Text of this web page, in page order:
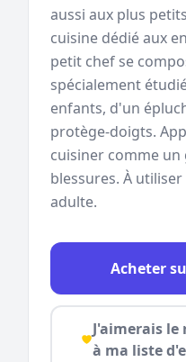
aussi aux plus
cuisine dédié aux
petit chef se
spécialement
enfants, d'un
protège-doigts.
cuisiner comme
blessures. À
adulte.
Acheter
J'aimerais
à ma liste